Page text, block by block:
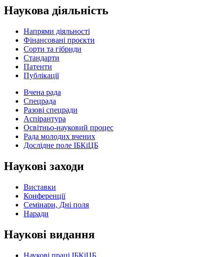
Наукова діяльність
Напрями діяльності
Фінансовані проєкти
Сорти та гібриди
Стандарти
Патенти
Публікації
Вчена рада
Спецрада
Разові спецради
Аспірантура
Освітньо-науковий процес
Рада молодих вчених
Дослідне поле ІБКіЦБ
Наукові заходи
Виставки
Конференції
Семінари, Дні поля
Наради
Наукові видання
Наукові праці ІБКіЦБ